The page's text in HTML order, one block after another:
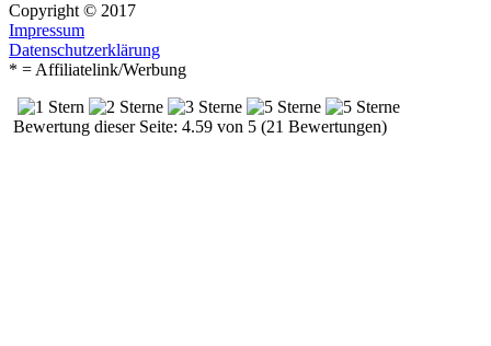
Copyright © 2017
Impressum
Datenschutzerklärung
* = Affiliatelink/Werbung
Bewertung dieser Seite: 4.59 von 5 (21 Bewertungen)